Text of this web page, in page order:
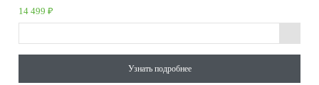
14 499 ₽
Узнать подробнее